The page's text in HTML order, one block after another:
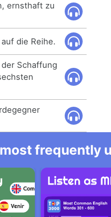
ernsthaft zu
die Reihe.
Schaffung
frequently